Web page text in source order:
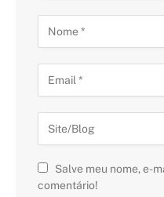
Salve meu nome, e-
comentário!